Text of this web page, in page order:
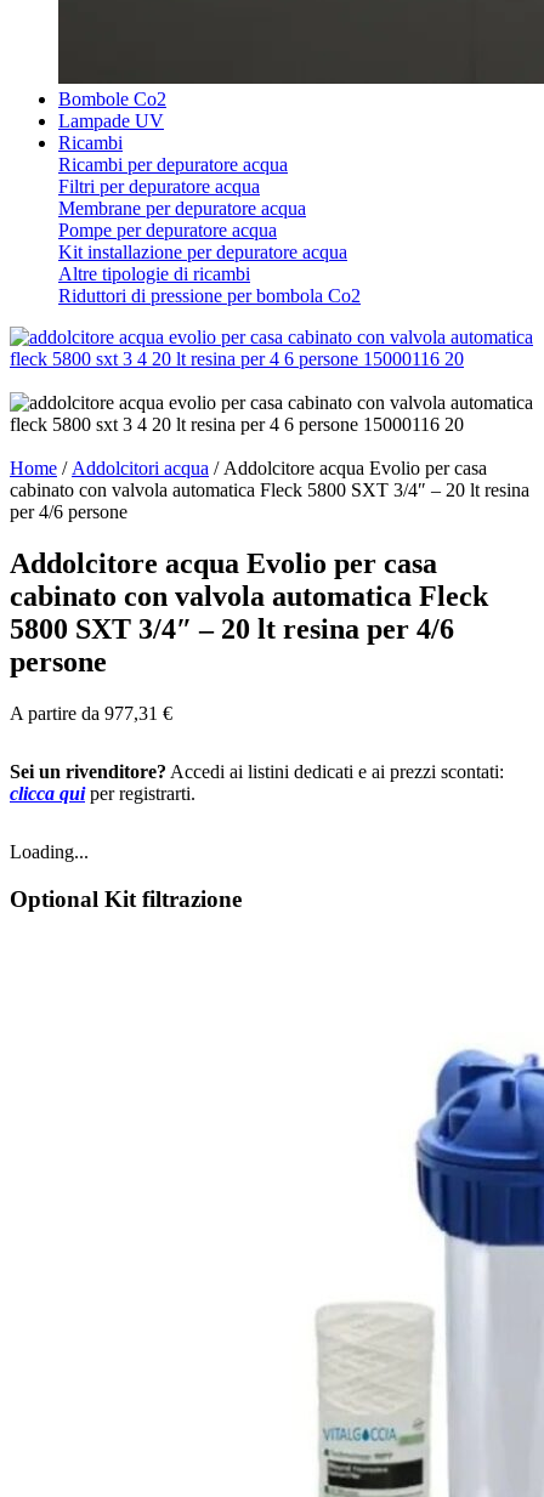
Bombole Co2
Lampade UV
Ricambi
Ricambi per depuratore acqua
Filtri per depuratore acqua
Membrane per depuratore acqua
Pompe per depuratore acqua
Kit installazione per depuratore acqua
Altre tipologie di ricambi
Riduttori di pressione per bombola Co2
Home / Addolcitori acqua / Addolcitore acqua Evolio per casa
cabinato con valvola automatica Fleck 5800 SXT 3/4″ – 20 lt resina
per 4/6 persone
Addolcitore acqua Evolio per casa
cabinato con valvola automatica Fleck
5800 SXT 3/4″ – 20 lt resina per 4/6
persone
A partire da 977,31 €
Sei un rivenditore? Accedi ai listini dedicati e ai prezzi scontati:
clicca quiper registrarti.
Loading...
Optional Kit filtrazione